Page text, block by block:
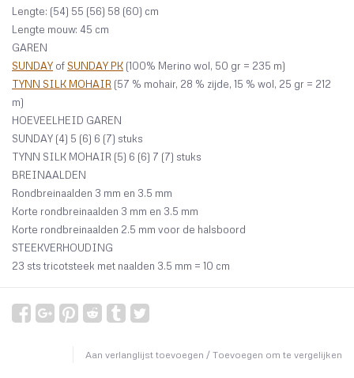
Lengte: (54) 55 (56) 58 (60) cm
Lengte mouw: 45 cm
GAREN
SUNDAY of SUNDAY PK (100% Merino wol, 50 gr = 235 m)
TYNN SILK MOHAIR (57 % mohair, 28 % zijde, 15 % wol, 25 gr = 212
m)
HOEVEELHEID GAREN
SUNDAY (4) 5 (6) 6 (7) stuks
TYNN SILK MOHAIR (5) 6 (6) 7 (7) stuks
BREINAALDEN
Rondbreinaalden 3 mm en 3.5 mm
Korte rondbreinaalden 3 mm en 3.5 mm
Korte rondbreinaalden 2.5 mm voor de halsboord
STEEKVERHOUDING
23 sts tricotsteek met naalden 3.5 mm = 10 cm
Aan verlanglijst toevoegen / Toevoegen om te vergelijken